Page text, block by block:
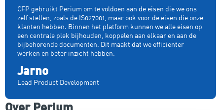
CFP gebruikt Perium om te voldoen aan de eisen die we ons
zelf stellen, zoals de IS027001, maar ook voor de eisen die onze
klanten hebben. Binnen het platform kunnen we alle eisen op
een centrale plek bijhouden, koppelen aan elkaar en aan de
bijbehorende documenten. Dit maakt dat we efficienter
werken en beter inzicht hebben.
Jarno
Lead Product Development
Over Perium